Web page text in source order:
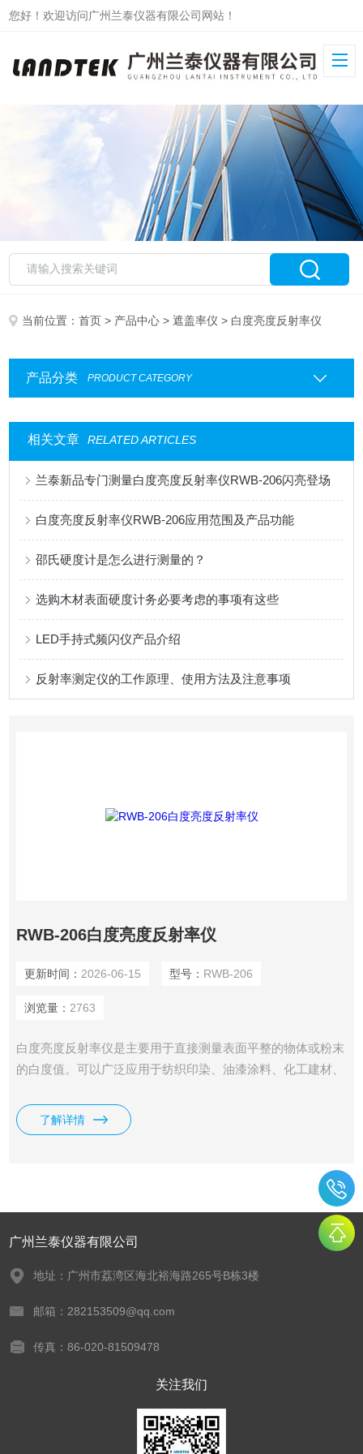
您好！欢迎访问广州兰泰仪器有限公司网站！
当前位置：首页 > 产品中心 >遮盖率仪 > 白度亮度反射率仪
产品分类 PRODUCT CATEGORY
相关文章 RELATED ARTICLES
兰泰新品专门测量白度亮度反射率仪RWB-206闪亮登场
白度亮度反射率仪RWB-206应用范围及产品功能
邵氏硬度计是怎么进行测量的？
选购木材表面硬度计务必要考虑的事项有这些
LED手持式频闪仪产品介绍
反射率测定仪的工作原理、使用方法及注意事项
RWB-206白度亮度反射率仪
更新时间： 2026-06-15 型号： RWB-206
浏览量： 2763
白度亮度反射率仪是主要用于直接测量表面平整的物体或粉末
的白度值。可以广泛应用于纺织印染、油漆涂料、化工建材、
粉、食盐、洗涤剂、化妆品等物质的白度测量。
了解详情
广州兰泰仪器有限公司
地址：广州市荔湾区海北裕海路265号B栋3楼
邮箱：282153509@qq.com
传真：86-020-81509478
关注我们